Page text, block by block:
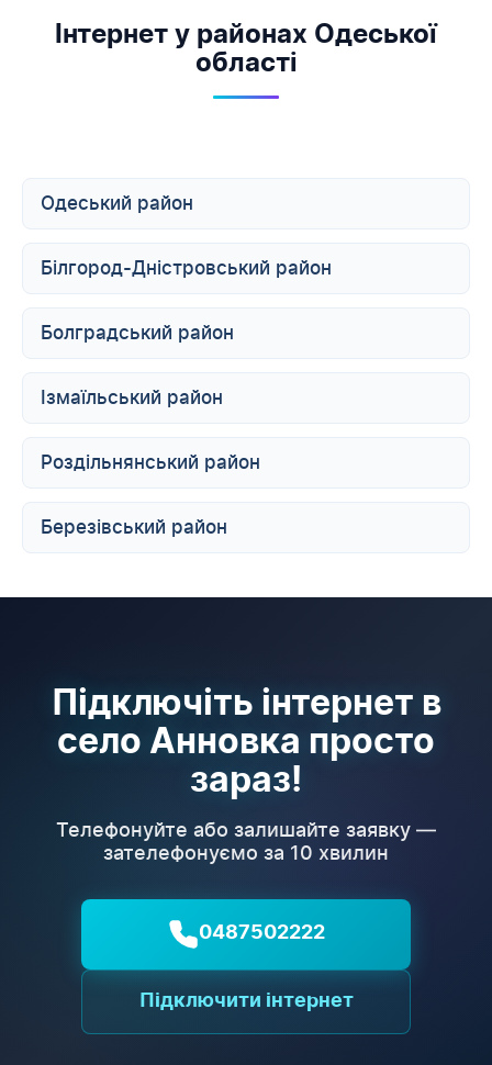
Інтернет у районах Одеської
області
Одеський район
Білгород-Дністровський район
Болградський район
Ізмаїльський район
Роздільнянський район
Березівський район
Підключіть інтернет в
село Анновка просто
зараз!
Телефонуйте або залишайте заявку —
зателефонуємо за 10 хвилин
0487502222
Підключити інтернет